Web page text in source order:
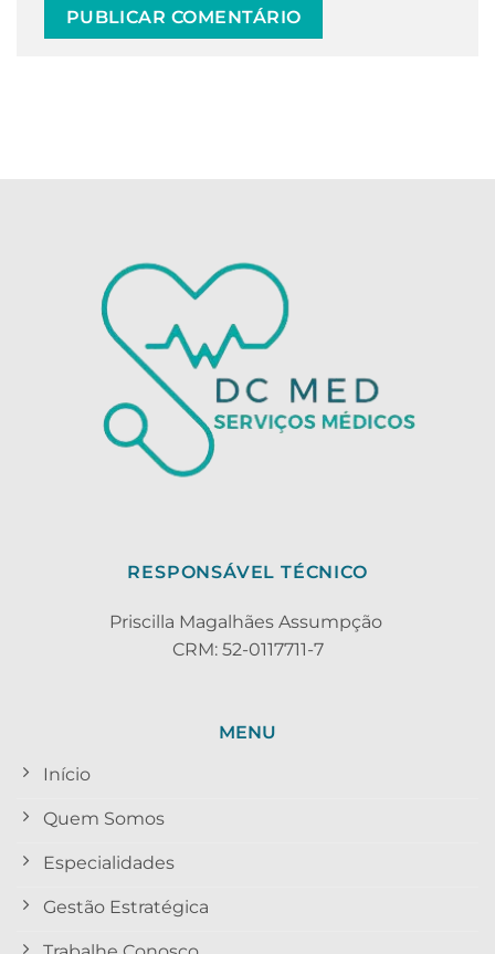
RESPONSÁVEL TÉCNICO
Priscilla Magalhães Assumpção
CRM: 52-0117711-7
MENU
Início
Quem Somos
Especialidades
Gestão Estratégica